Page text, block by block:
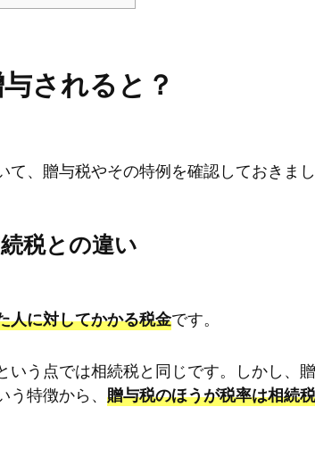
されると？
、贈与税やその特例を確認しておきまし
税との違い
人に対してかかる税金です。
いう点では相続税と同じです。しかし、
特徴から、 贈与税のほうが税率は相続